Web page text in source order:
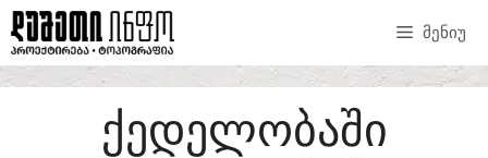
SKIP
TO
CONTENT
ᲛᲔᲜᲘᲣ
ᲥᲔᲓᲔᲚᲝᲑᲐᲨᲘ